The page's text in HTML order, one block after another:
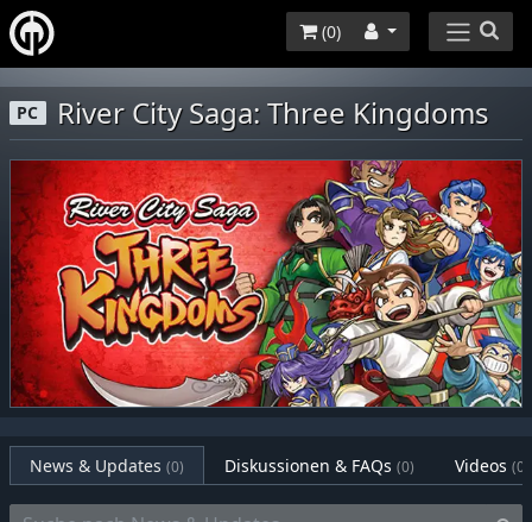
(0)
PC River City Saga: Three Kingdoms
News & Updates (0) Diskussionen & FAQs (0) Videos (0)